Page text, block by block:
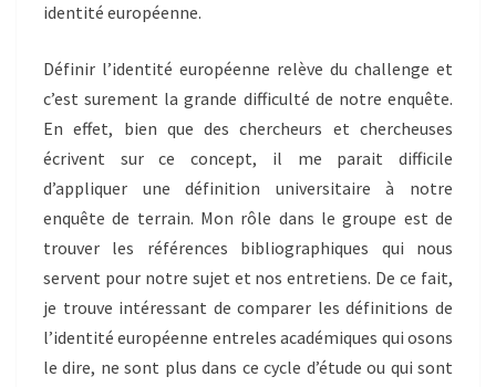
identité européenne.
Définir l’identité européenne relève du challenge et
c’est surement la grande difficulté de notre enquête.
En effet, bien que des chercheurs et chercheuses
écrivent sur ce concept, il me parait difficile
d’appliquer une définition universitaire à notre
enquête de terrain. Mon rôle dans le groupe est de
trouver les références bibliographiques qui nous
servent pour notre sujet et nos entretiens. De ce fait,
je trouve intéressant de comparer les définitions de
l’identité européenne entreles académiques qui osons
le dire, ne sont plus dans ce cycle d’étude ou qui sont